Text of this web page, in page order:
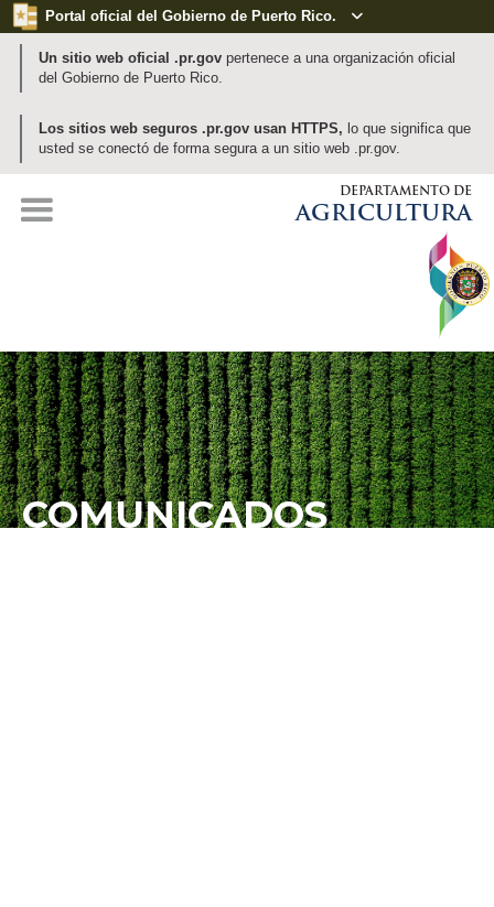
Portal oficial del Gobierno de Puerto Rico. 
Un sitio web oficial .pr.govpertenece a una organización oficial
del Gobierno de Puerto Rico.
Los sitios web seguros .pr.gov usan HTTPS, lo que significa que
usted se conectó de forma segura a un sitio web .pr.gov.
DEPARTAMENTO DE
AGRICULTURA
COMUNICADOS